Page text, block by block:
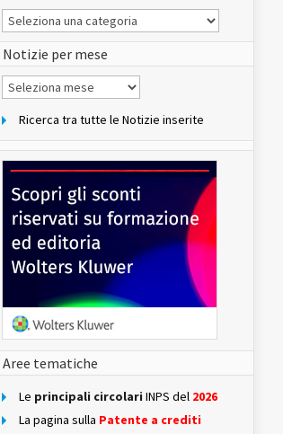
Le
Notizie
del
sito
Notizie per mese
Notizie
per
Ricerca tra tutte le Notizie inserite
Aree tematiche
Le principali circolari INPS del 2026
La pagina sulla Patente a crediti